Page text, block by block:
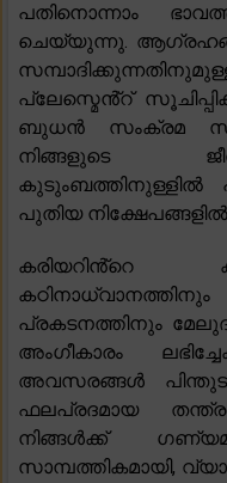
പതിനൊന്നാം
ചെയ്യുന്നു.
പ്ലേസ്മെൻ്റ്
ബുധൻ സംക്രമ
നിങ്ങളുടെ
കുടുംബത്തിനുള്ളിൽ
പുതിയ
കരിയറിൻ്റെ
പ്രകടനത്തിനും
അംഗീകാരം
അവസരങ്ങൾ
ഫലപ്രദമായ
നിങ്ങൾക്ക്
സാമ്പത്തികമായി,